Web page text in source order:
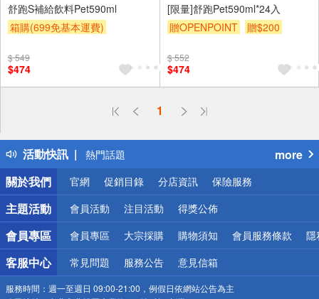
舒跑S補給飲料Pet590ml
箱購(699免基本運費)
$ 549
$474
[限量]舒跑Pet590ml*24入
贈OPENPOINT
贈$200
$ 552
$474
1
活動快訊
偏遠地區配送
得獎公告
熱門話題
銀行優惠
偏遠地區配送
詐騙網頁！請小心！
more
關於我們
官網 促銷目錄 分店資訊 保險服務
主題活動 會員活動 注目活動 得獎公佈
會員專區 會員專區 大宗採購 購物須知 會員服務條款 隱
客服中心 常見問題 服務公告 意見信箱
服務時間： 週一至週日 09:00-21:00，例假日依網站公告為主